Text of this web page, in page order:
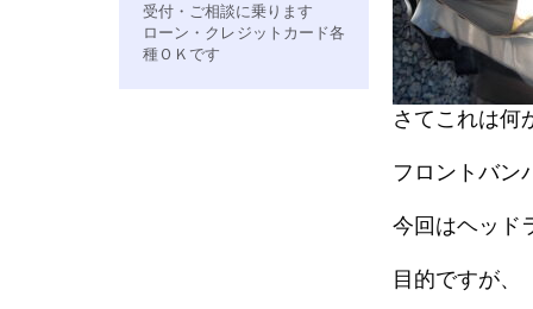
さてこれは何
フロントバン
今回はヘッド
目的ですが、
受付・ご相談に乗ります
ローン・クレジットカード各
種ＯＫです